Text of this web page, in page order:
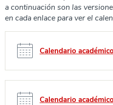
a continuación son las
en cada enlace para ver el
Calendario
Calendario